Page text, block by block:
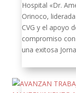
Hospital «Dr.
Orinoco,
CVG y el apoyo
compromiso
una exitosa